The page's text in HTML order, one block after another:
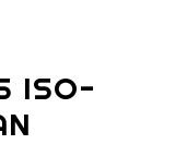
ISO-